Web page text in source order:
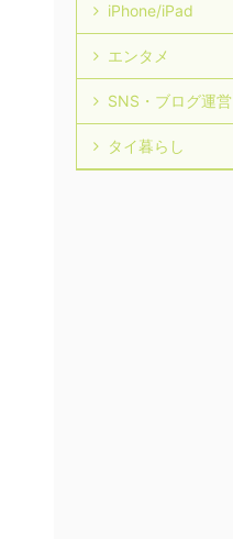
iPhone/iPad
エンタメ
SNS・ブログ運営
タイ暮らし